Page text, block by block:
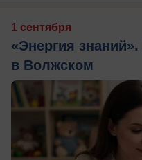
1 сентября
«Энергия
в Волжском